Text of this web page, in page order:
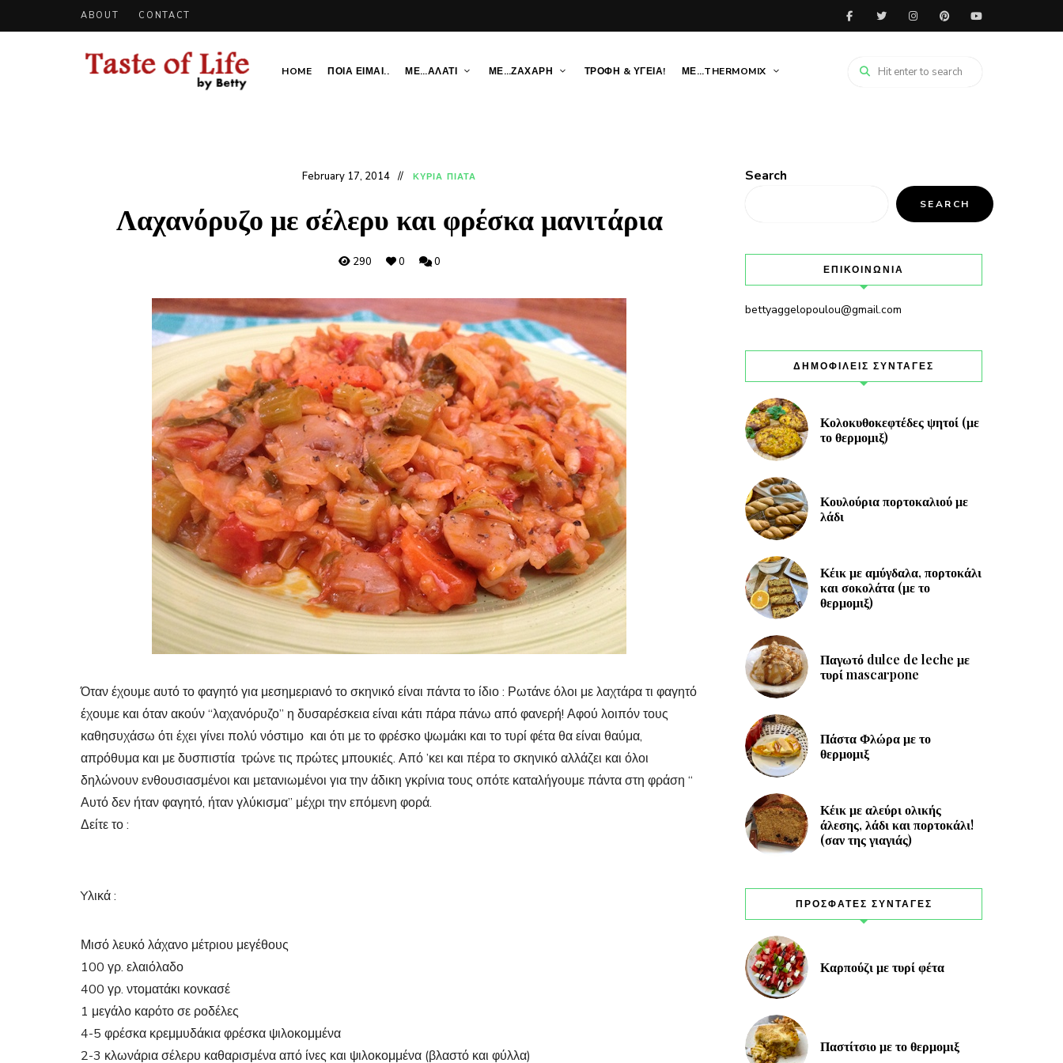
ABOUT CONTACT
HOME ΠΟΙΑ ΕΙΜΑΙ.. ΜΕ…ΑΛΑΤΙ ΜΕ…ΖΑΧΑΡΗ ΤΡΟΦΗ & ΥΓΕΙΑ! ΜΕ…THERMOMIX
February 17, 2014 ΚΥΡΙΑ ΠΙΑΤΑ
Λαχανόρυζο με σέλερυ και φρέσκα μανιτάρια
290 0 0
Όταν έχουμε αυτό το φαγητό για μεσημεριανό το σκηνικό είναι πάντα το ίδιο : Ρωτάνε όλοι με λαχτάρα τι φαγητό
έχουμε και όταν ακούν “λαχανόρυζο” η δυσαρέσκεια είναι κάτι πάρα πάνω από φανερή! Αφού λοιπόν τους
καθησυχάσω ότι έχει γίνει πολύ νόστιμο και ότι με το φρέσκο ψωμάκι και το τυρί φέτα θα είναι θαύμα,
απρόθυμα και με δυσπιστία τρώνε τις πρώτες μπουκιές. Από ’κει και πέρα το σκηνικό αλλάζει και όλοι
δηλώνουν ενθουσιασμένοι και μετανιωμένοι για την άδικη γκρίνια τους οπότε καταλήγουμε πάντα στη φράση “
Αυτό δεν ήταν φαγητό, ήταν γλύκισμα” μέχρι την επόμενη φορά.
Δείτε το :
Yλικά :
Μισό λευκό λάχανο μέτριου μεγέθους
100 γρ. ελαιόλαδο
400 γρ. ντοματάκι κονκασέ
1 μεγάλο καρότο σε ροδέλες
4-5 φρέσκα κρεμμυδάκια φρέσκα ψιλοκομμένα
2-3 κλωνάρια σέλερυ καθαρισμένα από ίνες και ψιλοκομμένα (βλαστό και φύλλα)
Search
SEARCH
ΕΠΙΚΟΙΝΩΝΙΑ
bettyaggelopoulou@gmail.com
ΔΗΜΟΦΙΛΕΙΣ ΣΥΝΤΑΓΕΣ
Κολοκυθοκεφτέδες ψητοί (με
το θερμομιξ)
Κουλούρια πορτοκαλιού με
λάδι
Κέικ με αμύγδαλα, πορτοκάλι
και σοκολάτα (με το
θερμομιξ)
Παγωτό dulce de leche με
τυρί mascarpone
Πάστα Φλώρα με το
θερμομιξ
Κέικ με αλεύρι ολικής
άλεσης, λάδι και πορτοκάλι!
(σαν της γιαγιάς)
ΠΡΟΣΦΑΤΕΣ ΣΥΝΤΑΓΕΣ
Καρπούζι με τυρί φέτα
Παστίτσιο με το θερμομιξ